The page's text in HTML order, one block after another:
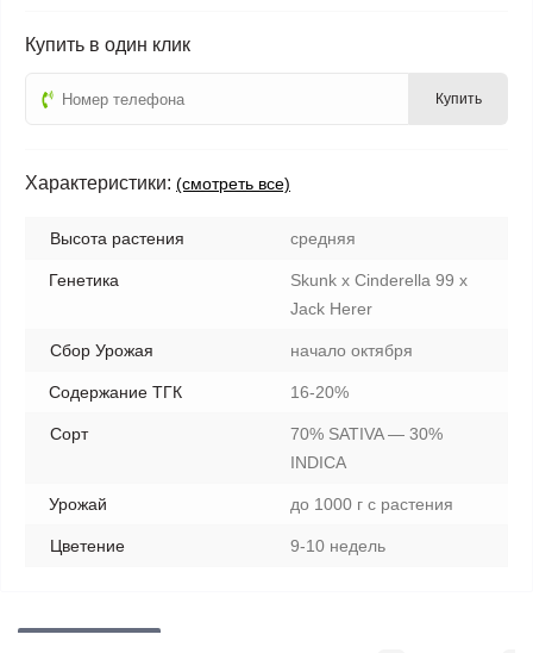
Купить в один клик
Купить
Характеристики: (смотреть все)
Высота растения средняя
Генетика
Skunk x Cinderella 99 x
Jack Herer
Сбор Урожая начало октября
Содержание ТГК 16-20%
Сорт
70% SATIVA — 30%
INDICA
Урожай до 1000 г с растения
Цветение 9-10 недель